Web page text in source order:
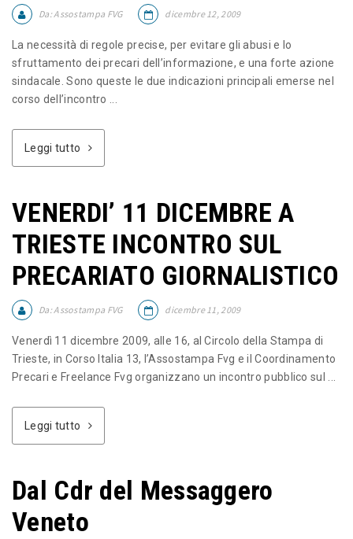
Da:Assostampa FVG dicembre 12, 2009
La necessità di regole precise, per evitare gli abusi e lo
sfruttamento dei precari dell’informazione, e una forte azione
sindacale. Sono queste le due indicazioni principali emerse nel
corso dell’incontro ...
Leggi tutto
VENERDI’ 11 DICEMBRE A
TRIESTE INCONTRO SUL
PRECARIATO GIORNALISTICO
Da:Assostampa FVG dicembre 11, 2009
Venerdì 11 dicembre 2009, alle 16, al Circolo della Stampa di
Trieste, in Corso Italia 13, l’Assostampa Fvg e il Coordinamento
Precari e Freelance Fvg organizzano un incontro pubblico sul ...
Leggi tutto
Dal Cdr del Messaggero
Veneto